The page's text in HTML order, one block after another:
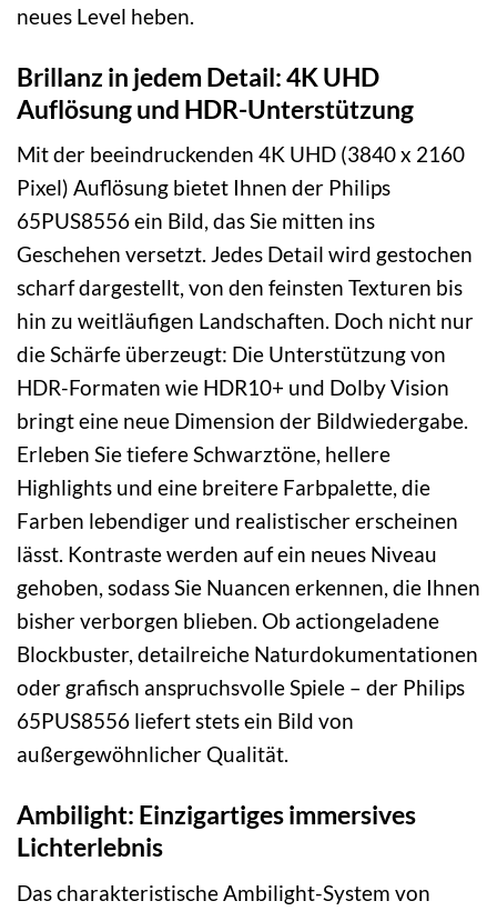
neues Level heben.
Brillanz in jedem Detail: 4K UHD
Auflösung und HDR-Unterstützung
Mit der beeindruckenden 4K UHD (3840 x 2160
Pixel) Auflösung bietet Ihnen der Philips
65PUS8556 ein Bild, das Sie mitten ins
Geschehen versetzt. Jedes Detail wird gestochen
scharf dargestellt, von den feinsten Texturen bis
hin zu weitläufigen Landschaften. Doch nicht nur
die Schärfe überzeugt: Die Unterstützung von
HDR-Formaten wie HDR10+ und Dolby Vision
bringt eine neue Dimension der Bildwiedergabe.
Erleben Sie tiefere Schwarztöne, hellere
Highlights und eine breitere Farbpalette, die
Farben lebendiger und realistischer erscheinen
lässt. Kontraste werden auf ein neues Niveau
gehoben, sodass Sie Nuancen erkennen, die Ihnen
bisher verborgen blieben. Ob actiongeladene
Blockbuster, detailreiche Naturdokumentationen
oder grafisch anspruchsvolle Spiele – der Philips
65PUS8556 liefert stets ein Bild von
außergewöhnlicher Qualität.
Ambilight: Einzigartiges immersives
Lichterlebnis
Das charakteristische Ambilight-System von